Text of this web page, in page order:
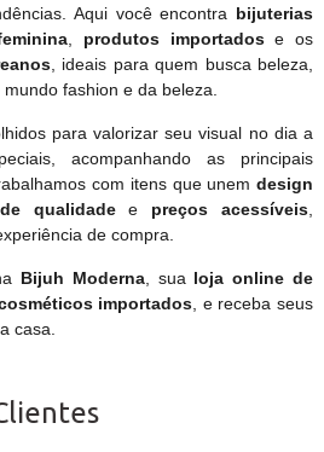
Aqui você encontra bijuterias
, produtos importadose os
, ideais para quem busca beleza,
fashion e da beleza.
para valorizar seu visual no dia a
acompanhando as principais
com itens que unemdesign
qualidadee preços acessíveis,
de compra.
Bijuh Moderna, sua loja online de
importados, e receba seus
casa.